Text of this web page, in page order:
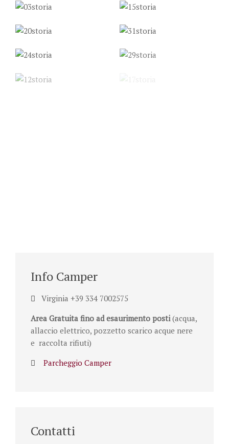
Info Camper
Virginia +39 334 7002575
Area Gratuita fino ad esaurimento posti(acqua,
allaccio elettrico, pozzetto scarico acque nere
e raccolta rifiuti)
Parcheggio Camper
Contatti